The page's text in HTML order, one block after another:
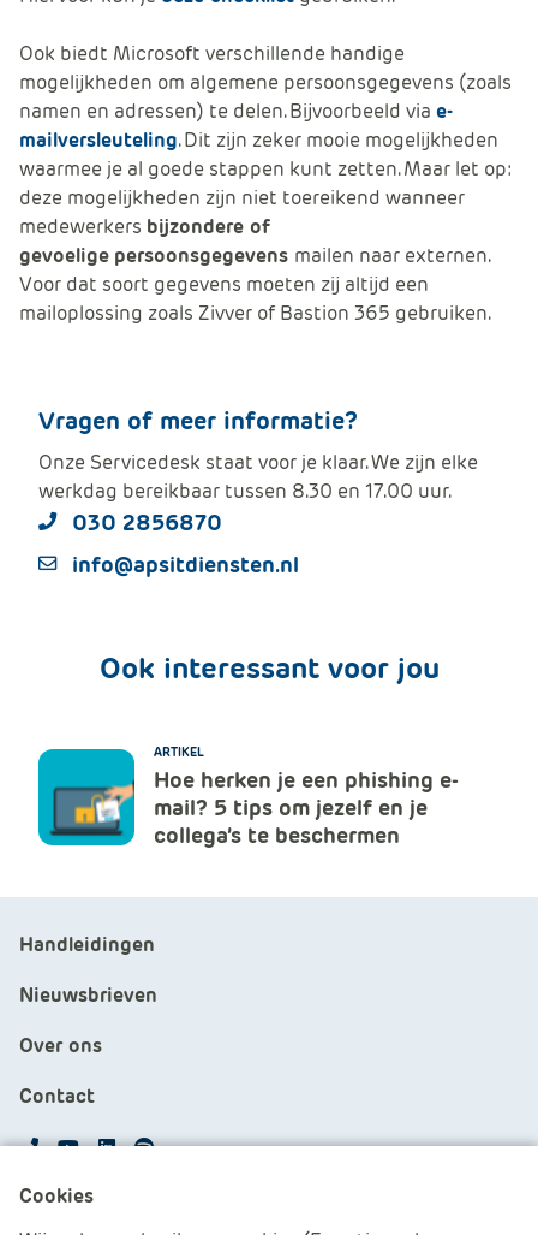
Ook biedt Microsoft verschillende handige
mogelijkheden om algemene persoonsgegevens (zoals
namen en adressen) te delen. Bijvoorbeeld via e-
mailversleuteling. Dit zijn zeker mooie mogelijkheden
waarmee je al goede stappen kunt zetten. Maar let op:
deze mogelijkheden zijn niet toereikend wanneer
medewerkers bijzondere of
gevoelige persoonsgegevens mailen naar externen.
Voor dat soort gegevens moeten zij altijd een
mailoplossing zoals Zivver of Bastion 365 gebruiken.
Vragen of meer informatie?
Onze Servicedesk staat voor je klaar. We zijn elke
werkdag bereikbaar tussen 8.30 en 17.00 uur.
030 2856870
info@apsitdiensten.nl
Ook interessant voor jou
ARTIKEL
Hoe herken je een phishing e-
mail? 5 tips om jezelf en je
collega’s te beschermen
Handleidingen
Nieuwsbrieven
Over ons
Contact
Cookies